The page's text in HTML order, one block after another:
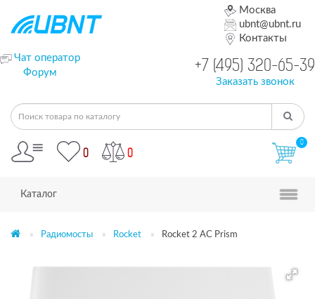
Москва
ubnt@ubnt.ru
Контакты
Чат оператор
Форум
+7 (495) 320-65-39
Заказать звонок
0 0
0
Каталог
Радиомосты Rocket Rocket 2 AC Prism